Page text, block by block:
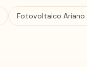
Fotovoltaico Ariano